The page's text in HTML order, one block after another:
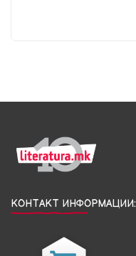
КОНТАКТ ИНФОРМАЦИИ: